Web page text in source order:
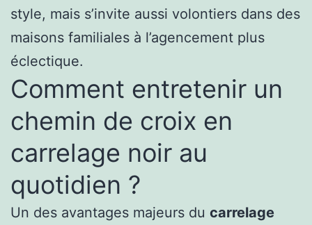
style, mais s’invite aussi volontiers dans des
maisons familiales à l’agencement plus
éclectique.
Comment entretenir un
chemin de croix en
carrelage noir au
quotidien ?
Un des avantages majeurs du carrelage